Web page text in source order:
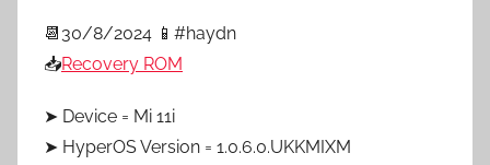
📆30/8/2024 📱#haydn
📥Recovery ROM
➤ Device = Mi 11i
➤ HyperOS Version = 1.0.6.0.UKKMIXM